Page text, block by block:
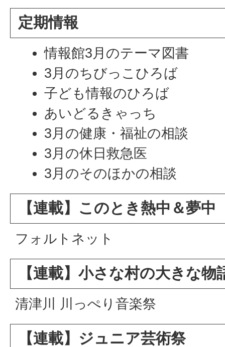
定期情報
情報館3月のテーマ図書
3月のちびっこひろば
子ども情報のひろば
あいどるきゃっち
3月の健康・福祉の相談
3月の休日救急医
3月のそのほかの相談
【連載】このとき熱中＆夢中
フォルトネット
【連載】小さな村の大きな物
清津川 川っぺり音楽祭
【連載】ジュニア芸術祭